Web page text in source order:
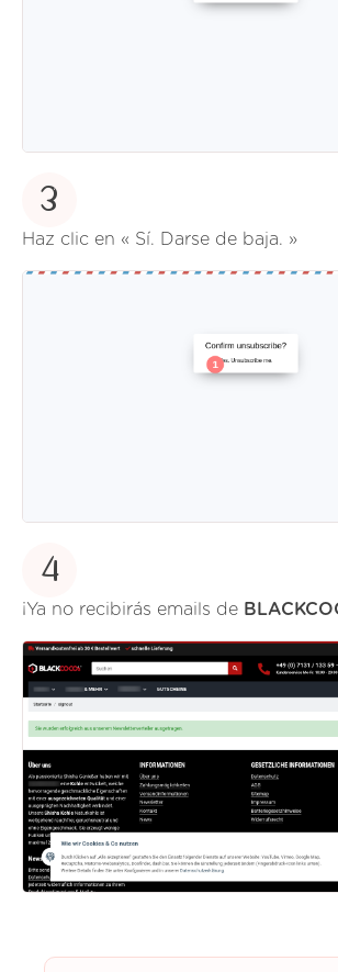
3
Haz clic en « Sí. Darse de baja. »
4
¡Ya no recibirás emails de